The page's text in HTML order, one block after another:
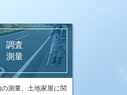
調査
測量
測量、土地家屋に関